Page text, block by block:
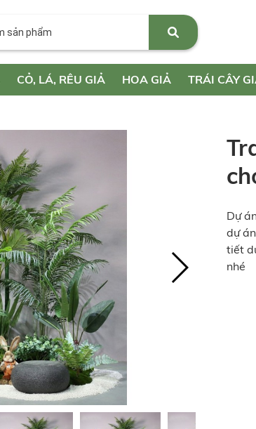
CỎ, LÁ, RÊU GIẢ HOA GIẢ TRÁI CÂY
Dự
dự
tiết
nhé